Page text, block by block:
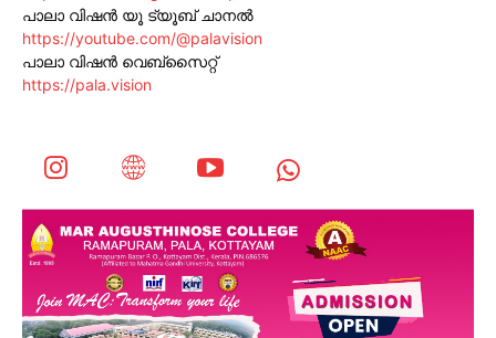
പാലാ വിഷൻ യൂ ട്യൂബ് ചാനൽ
https://youtube.com/@palavision
പാലാ വിഷൻ വെബ്സൈറ്റ്
https://pala.vision